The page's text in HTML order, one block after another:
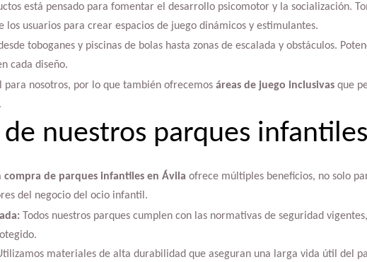
está pensado para fomentar el desarrollo psicomotor y la socialización.
los usuarios para crear espacios de juego dinámicos y estimulantes.
toboganes y piscinas de bolas hasta zonas de escalada y obstáculos.
cada diseño.
para nosotros, por lo que también ofrecemos áreas de juego inclusivasque
nuestros parques infantiles
compra de parques infantiles en Ávila ofrece múltiples beneficios, no solo
del negocio del ocio infantil.
Todos nuestros parques cumplen con las normativas de seguridad
materiales de alta durabilidad que aseguran una larga vida útil del